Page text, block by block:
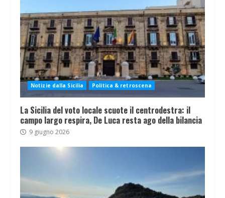
Notizie dalla Sicilia Politica & retroscena
La Sicilia del voto locale scuote il centrodestra: il
campo largo respira, De Luca resta ago della bilancia
9 giugno 2026